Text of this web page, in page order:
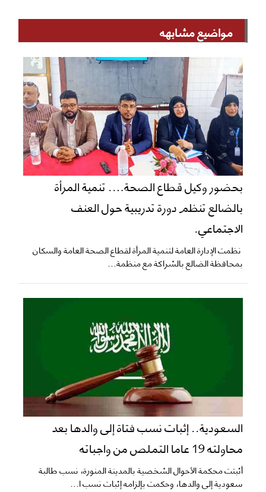
مواضيع مشابهه
بحضور وكيل قطاع الصحة…. تنمية المرأة
بالضالع تنظم دورة تدريبية حول العنف
الاجتماعي.
نظمت الإدارة العامة لتنمية المرأة لقطاع الصحة العامة والسكان
بمحافظة الضالع بالشراكة مع منظمة...
السعودية.. إثبات نسب فتاة إلى والدها بعد
محاولته 19 عاما التملص من واجباته
أثبتت محكمة الأحوال الشخصية بالمدينة المنورة، نسب طالبة
سعودية إلى والدها، وحكمت بإلزامه إثبات نسب ا...